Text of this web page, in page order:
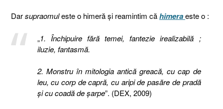
Darsupraomuleste o himeră și reamintim căhimeraeste o :
„1. Închipuire fără temei, fantezie irealizabilă ;
iluzie, fantasmă.
2. Monstru în mitologia antică greacă, cu cap de
leu, cu corp de capră, cu aripi de pasăre de pradă
și cu coadă de șarpe”. (DEX, 2009)